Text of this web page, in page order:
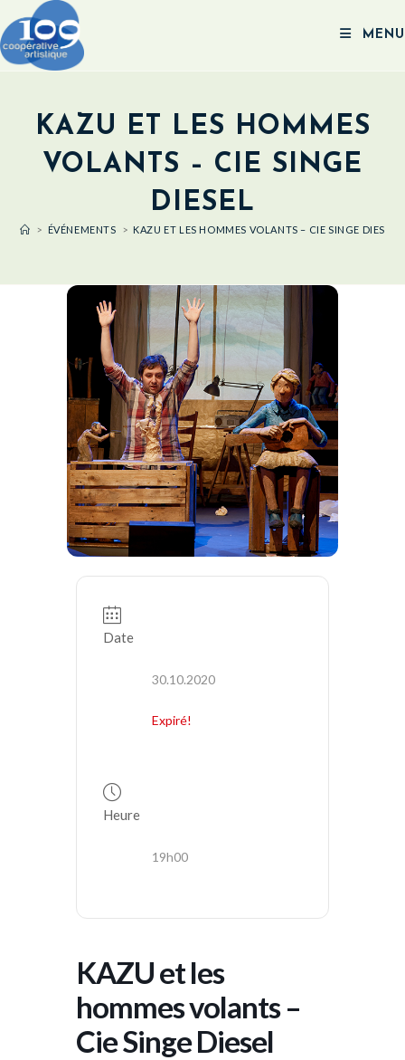
MENU
KAZU ET LES HOMMES
VOLANTS – CIE SINGE
DIESEL
> ÉVÉNEMENTS > KAZU ET LES HOMMES VOLANTS – CIE SINGE DIESEL
Date
30.10.2020
Expiré!
Heure
19h00
KAZU et les
hommes volants –
Cie Singe Diesel